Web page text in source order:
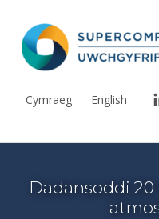
Cymraeg English
Dadansoddi